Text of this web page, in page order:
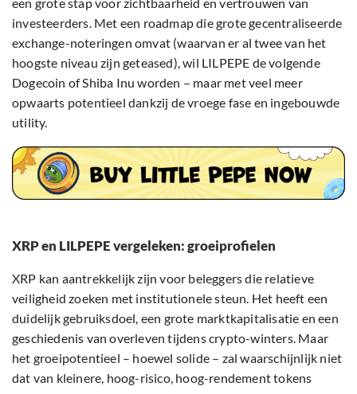
investeerders. Met een roadmap die grote gecentraliseerde
exchange-noteringen omvat (waarvan er al twee van het
hoogste niveau zijn geteased), wil LILPEPE de volgende
Dogecoin of Shiba Inu worden – maar met veel meer
opwaarts potentieel dankzij de vroege fase en ingebouwde
utility.
XRP en LILPEPE vergeleken: groeiprofielen
XRP kan aantrekkelijk zijn voor beleggers die relatieve
veiligheid zoeken met institutionele steun. Het heeft een
duidelijk gebruiksdoel, een grote marktkapitalisatie en een
geschiedenis van overleven tijdens crypto-winters. Maar
het groeipotentieel – hoewel solide – zal waarschijnlijk niet
dat van kleinere, hoog-risico, hoog-rendement tokens